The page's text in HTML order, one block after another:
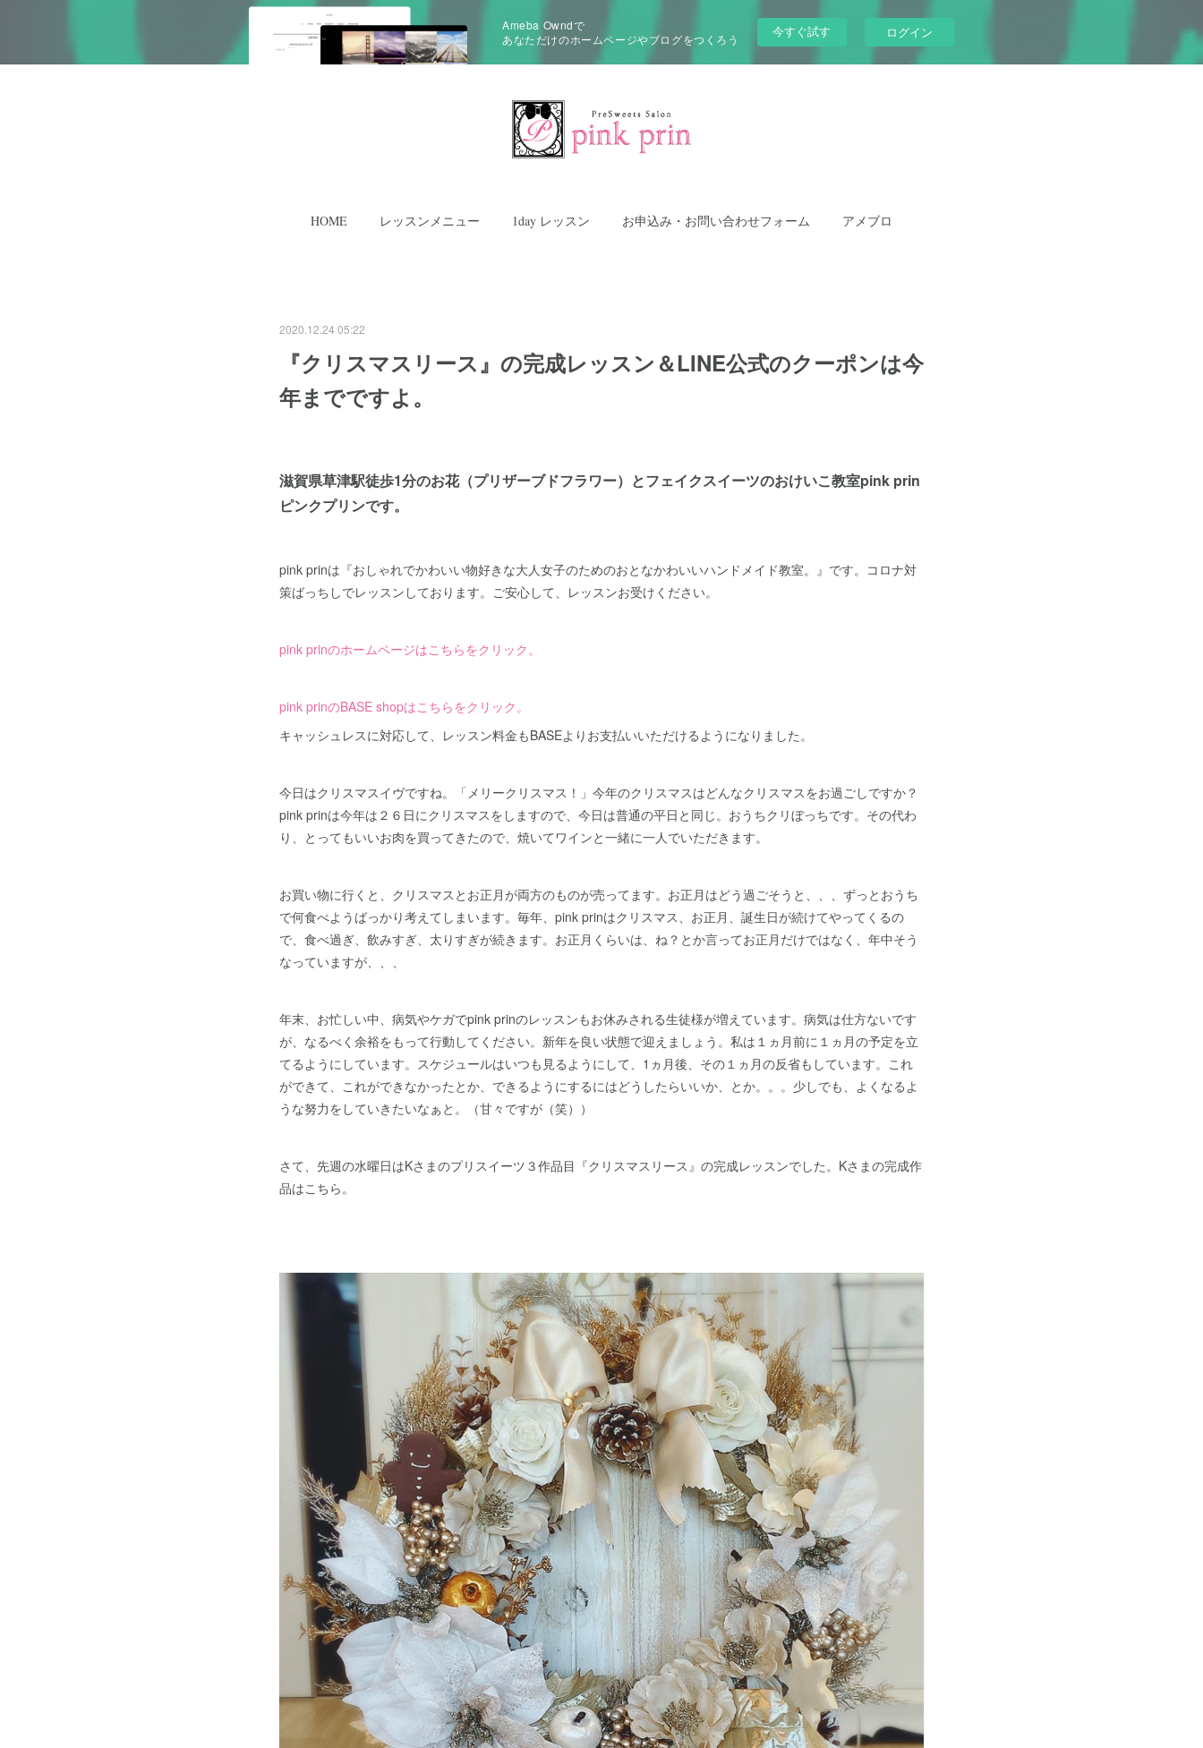
Ameba Owndで
あなただけのホームページやブログをつくろう
今すぐ試す ログイン
HOME レッスンメニュー 1day レッスン お申込み・お問い合わせフォーム アメブロ
2020.12.24 05:22
『クリスマスリース』の完成レッスン＆LINE公式のクーポンは今
年までですよ。
滋賀県草津駅徒歩1分のお花（プリザーブドフラワー）とフェイクスイーツのおけいこ教室pink prin
ピンクプリンです。
pink prinは『おしゃれでかわいい物好きな大人女子のためのおとなかわいいハンドメイド教室。』です。コロナ対
策ばっちしでレッスンしております。ご安心して、レッスンお受けください。
pink prinのホームページはこちらをクリック。
pink prinのBASE shopはこちらをクリック。
キャッシュレスに対応して、レッスン料金もBASEよりお支払いいただけるようになりました。
今日はクリスマスイヴですね。「メリークリスマス！」今年のクリスマスはどんなクリスマスをお過ごしですか？
pink prinは今年は２６日にクリスマスをしますので、今日は普通の平日と同じ。おうちクリぼっちです。その代わ
り、とってもいいお肉を買ってきたので、焼いてワインと一緒に一人でいただきます。
お買い物に行くと、クリスマスとお正月が両方のものが売ってます。お正月はどう過ごそうと、、、ずっとおうち
で何食べようばっかり考えてしまいます。毎年、pink prinはクリスマス、お正月、誕生日が続けてやってくるの
で、食べ過ぎ、飲みすぎ、太りすぎが続きます。お正月くらいは、ね？とか言ってお正月だけではなく、年中そう
なっていますが、、、
年末、お忙しい中、病気やケガでpink prinのレッスンもお休みされる生徒様が増えています。病気は仕方ないです
が、なるべく余裕をもって行動してください。新年を良い状態で迎えましょう。私は１ヵ月前に１ヵ月の予定を立
てるようにしています。スケジュールはいつも見るようにして、1ヵ月後、その１ヵ月の反省もしています。これ
ができて、これができなかったとか、できるようにするにはどうしたらいいか、とか。。。少しでも、よくなるよ
うな努力をしていきたいなぁと。（甘々ですが（笑））
さて、先週の水曜日はKさまのプリスイーツ３作品目『クリスマスリース』の完成レッスンでした。Kさまの完成作
品はこちら。